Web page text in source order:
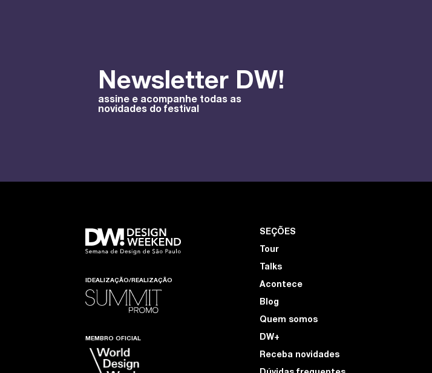
Newsletter DW!
assine e acompanhe todas as
novidades do festival
IDEALIZAÇÃO/REALIZAÇÃO
MEMBRO OFICIAL
SEÇÕES
Tour
Talks
Acontece
Blog
Quem somos
DW+
Receba novidades